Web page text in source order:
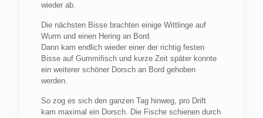
wieder ab.
Die nächsten Bisse brachten einige Wittlinge auf
Wurm und einen Hering an Bord.
Dann kam endlich wieder einer der richtig festen
Bisse auf Gummifisch und kurze Zeit später konnte
ein weiterer schöner Dorsch an Bord gehoben
werden.
So zog es sich den ganzen Tag hinweg, pro Drift
kam maximal ein Dorsch. Die Fische schienen durch